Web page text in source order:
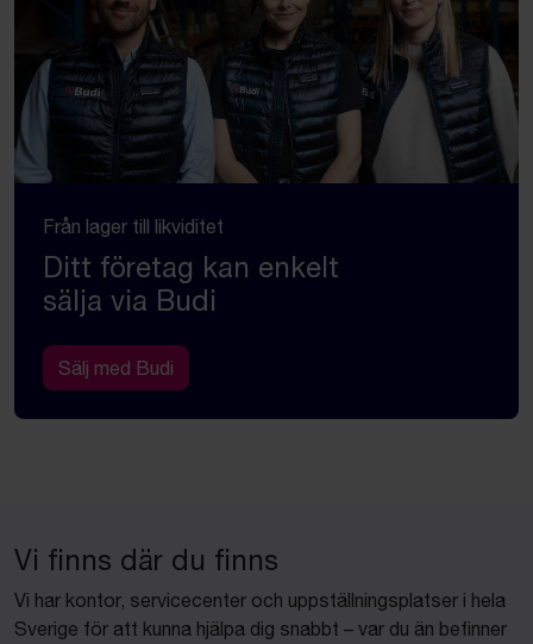
Från lager till likviditet
Ditt företag kan enkelt
sälja via Budi
Sälj med Budi
Vi finns där du finns
Vi har kontor, servicecenter och uppställningsplatser i hela
Sverige för att kunna hjälpa dig snabbt – var du än befinner